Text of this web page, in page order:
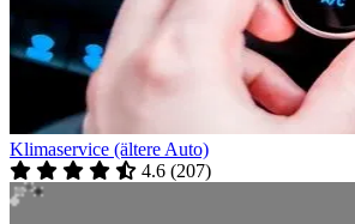
Klimaservice (ältere Auto)
4.6 (207)